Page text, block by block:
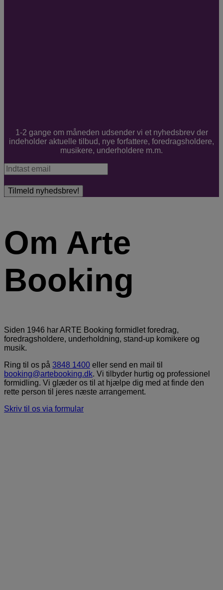
1-2 gange om måneden udsender vi et nyhedsbrev der
indeholder aktuelle tilbud, nye forfattere, foredragsholdere,
musikere, underholdere m.m.
Om Arte
Booking
Siden 1946 har ARTE Booking formidlet foredrag,
foredragsholdere, underholdning, stand-up komikere og
musik.
Ring til os på 3848 1400 eller send en mail til
booking@artebooking.dk. Vi tilbyder hurtig og professionel
formidling. Vi glæder os til at hjælpe dig med at finde den
rette person til jeres næste arrangement.
Skriv til os via formular